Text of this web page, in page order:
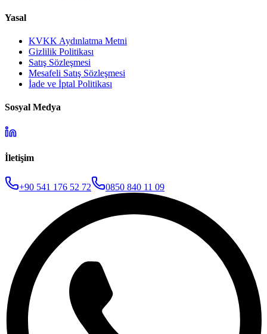
Yasal
KVKK Aydınlatma Metni
Gizlilik Politikası
Satış Sözleşmesi
Mesafeli Satış Sözleşmesi
İade ve İptal Politikası
Sosyal Medya
İletişim
+90 541 176 52 72 0850 840 11 09